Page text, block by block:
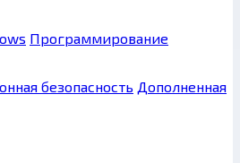
Программирование
безопасность Дополненная